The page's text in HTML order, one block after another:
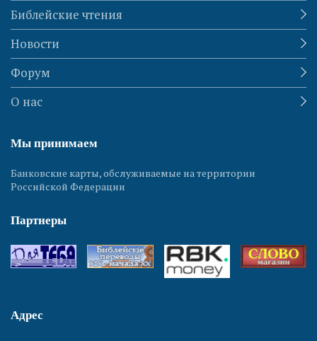
Библейские чтения
Новости
Форум
О нас
Мы принимаем
Банковские карты, обслуживаемые на территории
Российской Федерации
Партнеры
Адрес